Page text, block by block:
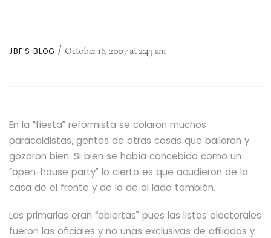
JBF'S BLOG October 16, 2007 at 2:43 am
En la “fiesta” reformista se colaron muchos
paracaidistas, gentes de otras casas que bailaron y
gozaron bien. Si bien se había concebido como un
“open-house party” lo cierto es que acudieron de la
casa de el frente y de la de al lado también.
Las primarias eran “abiertas” pues las listas electorales
fueron las oficiales y no unas exclusivas de afiliados y